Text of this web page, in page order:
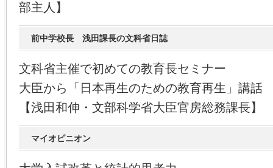
部主人】
前中学校長 浅田課長の文科省日誌
文科省主催で初めての教育長セミナー
大臣から「日本再生のための教育再生」講話
【浅田和伸・文部科学省大臣官房総務課長】
マイオピニオン